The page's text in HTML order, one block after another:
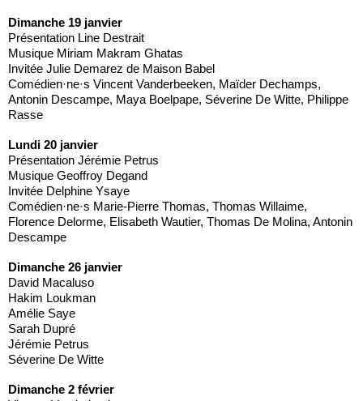
Dimanche 19 janvier
Présentation Line Destrait
Musique Miriam Makram Ghatas
Invitée Julie Demarez de Maison Babel
Comédien·ne·s Vincent Vanderbeeken, Maïder Dechamps,
Antonin Descampe, Maya Boelpape, Séverine De Witte, Philippe
Rasse
Lundi 20 janvier
Présentation Jérémie Petrus
Musique Geoffroy Degand
Invitée Delphine Ysaye
Comédien·ne·s Marie-Pierre Thomas, Thomas Willaime,
Florence Delorme, Elisabeth Wautier, Thomas De Molina, Antonin
Descampe
Dimanche 26 janvier
David Macaluso
Hakim Loukman
Amélie Saye
Sarah Dupré
Jérémie Petrus
Séverine De Witte
Dimanche 2 février